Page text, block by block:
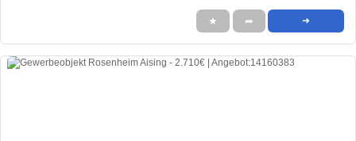
★ ➦ ➜